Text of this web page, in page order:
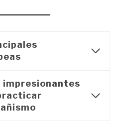
impresionantes